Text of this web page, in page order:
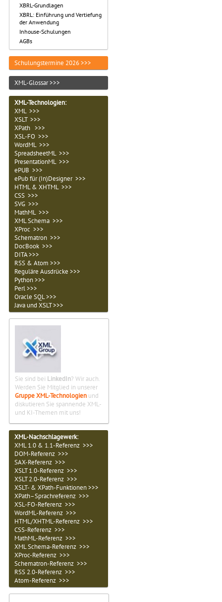
XBRL-Grundlagen
XBRL: Einführung und Vertiefung
der Anwendung
Inhouse-Schulungen
AGBs
Schulungstermine 2026 >>>
XML-Glossar >>>
XML-Technologien:
XML >>>
XSLT >>>
XPath >>>
XSL-FO >>>
WordML >>>
SpreadsheetML >>>
PresentationML >>>
ePUB >>>
ePub für (In)Designer >>>
HTML & XHTML >>>
CSS >>>
SVG >>>
MathML >>>
XML Schema >>>
XProc >>>
Schematron >>>
DocBook >>>
DITA >>>
RSS & Atom >>>
Reguläre Ausdrücke >>>
Python >>>
Perl >>>
Oracle SQL >>>
Java und XSLT >>>
Sie sind bei LinkedIn? Wir auch.
Werden Sie Mitglied in unserer
Gruppe XML-Technologien und
diskutieren Sie spannende XML-
und KI-Themen mit uns!
XML-Nachschlagewerk:
XML 1.0 & 1.1-Referenz >>>
DOM-Referenz >>>
SAX-Referenz >>>
XSLT 1.0-Referenz >>>
XSLT 2.0-Referenz >>>
XSLT- & XPath-Funktionen >>>
XPath–Sprachreferenz >>>
XSL-FO-Referenz >>>
WordML-Referenz >>>
HTML/XHTML-Referenz >>>
CSS-Referenz >>>
MathML-Referenz >>>
XML Schema-Referenz >>>
XProc-Referenz >>>
Schematron-Referenz >>>
RSS 2.0-Referenz >>>
Atom-Referenz >>>